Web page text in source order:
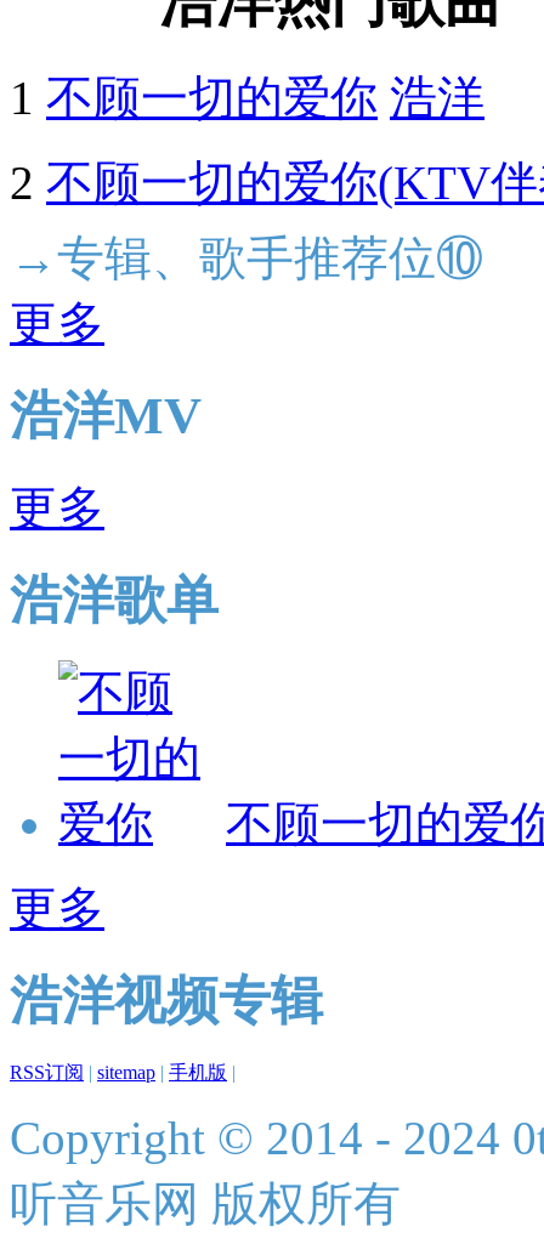
1 不顾一切的爱你 浩洋
2 不顾一切的爱你(KTV
→专辑、歌手推荐位⑩
更多
浩洋MV
更多
浩洋歌单
不顾一切的爱
更多
浩洋视频专辑
RSS订阅 | sitemap | 手机版 |
Copyright © 2014 - 2024
听音乐网 版权所有